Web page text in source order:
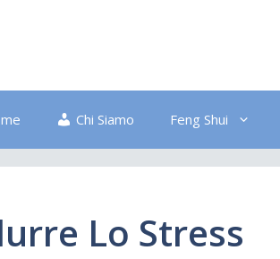
Chi Siamo Feng Shui
Bagno
Divano
Lo Stress